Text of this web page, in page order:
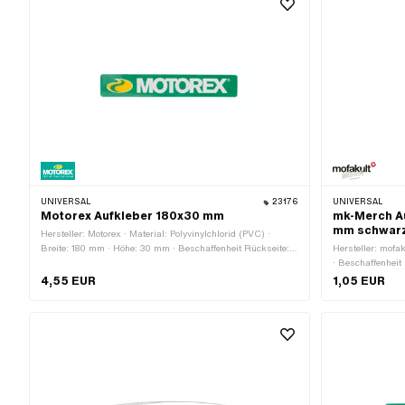
UNIVERSAL 23176
Motorex Aufkleber 180x30 mm
Hersteller: Motorex · Material: Polyvinylchlorid (PVC) ·
Breite: 180 mm · Höhe: 30 mm · Beschaffenheit Rückseite:
4,55 EUR
UNIVERSAL
mk-Merch
mm
Hersteller:
·
Universal ·
1,05 EUR